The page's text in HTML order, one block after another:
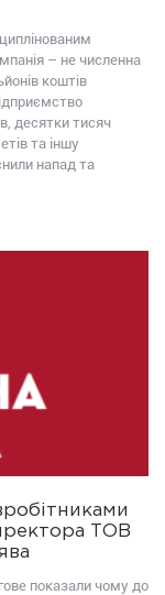
– не численна
коштів
десятки тисяч
та іншу
напад та
ТОВ
показали чому до